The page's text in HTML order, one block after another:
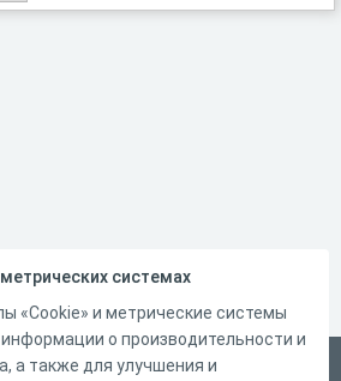
системах
«Cookie» и метрические системы
о производительности и
а также для улучшения и